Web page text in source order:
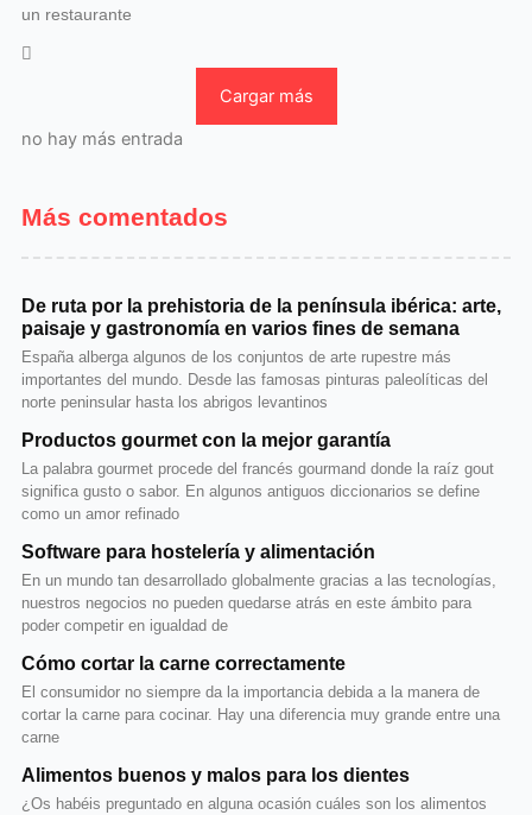
Más comentados
De ruta por la prehistoria de la península ibérica: arte,
paisaje y gastronomía en varios fines de semana
España alberga algunos de los conjuntos de arte rupestre más
importantes del mundo. Desde las famosas pinturas paleolíticas del
norte peninsular hasta los abrigos levantinos
Productos gourmet con la mejor garantía
La palabra gourmet procede del francés gourmand donde la raíz gout
significa gusto o sabor. En algunos antiguos diccionarios se define
como un amor refinado
Software para hostelería y alimentación
En un mundo tan desarrollado globalmente gracias a las tecnologías,
nuestros negocios no pueden quedarse atrás en este ámbito para
poder competir en igualdad de
Cómo cortar la carne correctamente
El consumidor no siempre da la importancia debida a la manera de
cortar la carne para cocinar. Hay una diferencia muy grande entre una
carne
Alimentos buenos y malos para los dientes
¿Os habéis preguntado en alguna ocasión cuáles son los alimentos
un restaurante
Cargar más
no hay más entrada